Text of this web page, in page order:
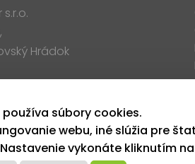
s.r.o.
Hrádok
súbory cookies.
webu, iné slúžia pre
vykonáte kliknutím